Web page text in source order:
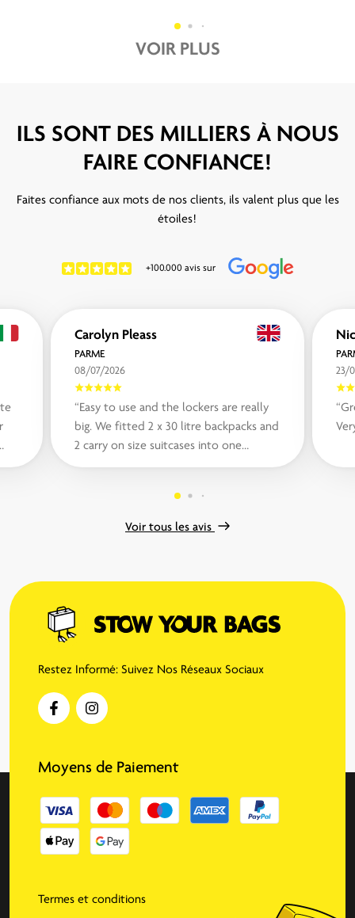
VOIR PLUS
ILS SONT DES MILLIERS À NOUS
FAIRE CONFIANCE!
Faites confiance aux mots de nos clients, ils valent plus que les
étoiles!
+100.000 avis sur
Carolyn Pleass
PARME
08/07/2026
“Easy to use and the lockers are really
big. We fitted 2 x 30 litre backpacks and
2 carry on size suitcases into one
locker“
23/
Voir tous les avis
Restez Informé: Suivez Nos Réseaux Sociaux
Moyens de Paiement
Termes et conditions